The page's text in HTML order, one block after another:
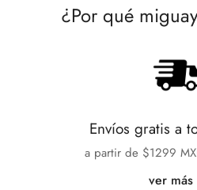
¿Por qué
Envíos gratis a
a partir de $1299
ver más